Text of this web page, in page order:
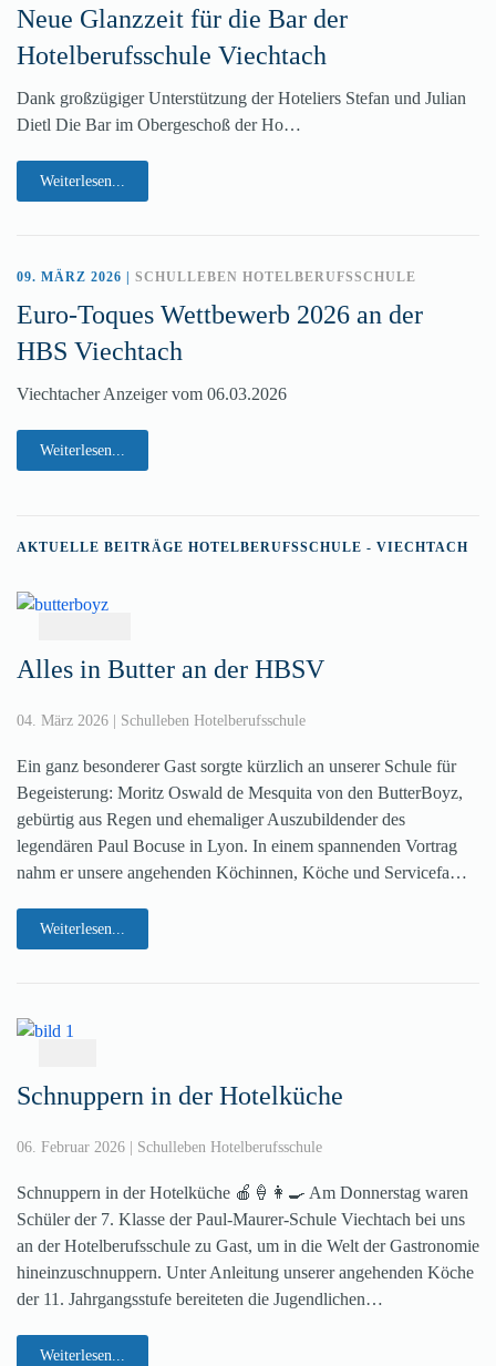
Neue Glanzzeit für die Bar der
Hotelberufsschule Viechtach
Dank großzügiger Unterstützung der Hoteliers Stefan und Julian
Dietl Die Bar im Obergeschoß der Ho…
Weiterlesen...
09. MÄRZ 2026 SCHULLEBEN HOTELBERUFSSCHULE
Euro-Toques Wettbewerb 2026 an der
HBS Viechtach
Viechtacher Anzeiger vom 06.03.2026
Weiterlesen...
AKTUELLE BEITRÄGE HOTELBERUFSSCHULE - VIECHTACH
Alles in Butter an der HBSV
04. März 2026 Schulleben Hotelberufsschule
Ein ganz besonderer Gast sorgte kürzlich an unserer Schule für
Begeisterung: Moritz Oswald de Mesquita von den ButterBoyz,
gebürtig aus Regen und ehemaliger Auszubildender des
legendären Paul Bocuse in Lyon. In einem spannenden Vortrag
nahm er unsere angehenden Köchinnen, Köche und Servicefa…
Weiterlesen...
Schnuppern in der Hotelküche
06. Februar 2026 Schulleben Hotelberufsschule
Schnuppern in der Hotelküche 🍎🍦👩‍🍳 Am Donnerstag waren
Schüler der 7. Klasse der Paul-Maurer-Schule Viechtach bei uns
an der Hotelberufsschule zu Gast, um in die Welt der Gastronomie
hineinzuschnuppern. Unter Anleitung unserer angehenden Köche
der 11. Jahrgangsstufe bereiteten die Jugendlichen…
Weiterlesen...